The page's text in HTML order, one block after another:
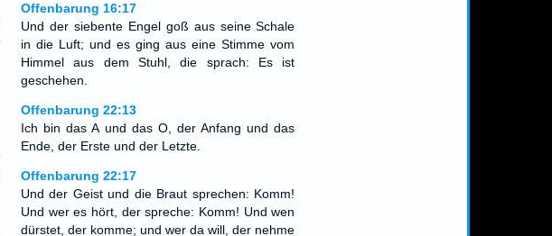
Offenbarung 16:17
Und der siebente Engel goß aus seine Schale
in die Luft; und es ging aus eine Stimme vom
Himmel aus dem Stuhl, die sprach: Es ist
geschehen.
Offenbarung 22:13
Ich bin das A und das O, der Anfang und das
Ende, der Erste und der Letzte.
Offenbarung 22:17
Und der Geist und die Braut sprechen: Komm!
Und wer es hört, der spreche: Komm! Und wen
dürstet, der komme; und wer da will, der nehme